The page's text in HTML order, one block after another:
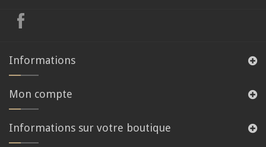
Informations
Mon compte
Informations sur votre boutique